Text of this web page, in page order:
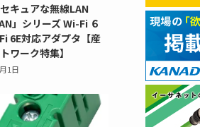
キュアな無線LAN
」シリーズ Wi-Fi ６
6E対応アダプタ【産
ワーク特集】
1日